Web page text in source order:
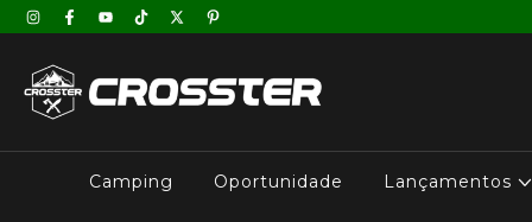
Camping Oportunidade Lançamentos